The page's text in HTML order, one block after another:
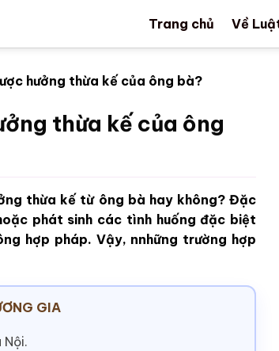
Trang chủ Về
hưởng thừa kế của ông bà?
thừa kế của ông
thừa kế từ ông bà hay không? Đặc
phát sinh các tình huống đặc biệt
hợp pháp. Vậy, nnhững trường hợp
GIA
Nội.